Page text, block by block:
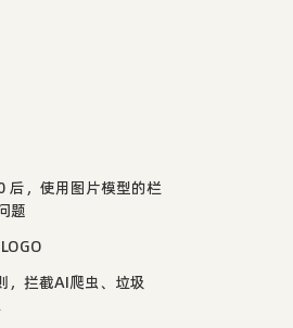
后，使用图片模型的栏
题
拦截AI爬虫、垃圾